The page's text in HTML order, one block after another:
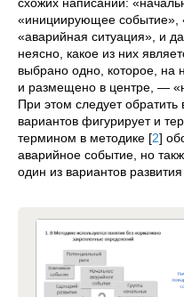
«инициирующее событие»,
«аварийная ситуация», и
неясно, какое из них
выбрано одно, которое, на
и размещено в центре, —
При этом следует
вариантов фигурирует и
термином в методике [2]
аварийное событие, но
один из вариантов